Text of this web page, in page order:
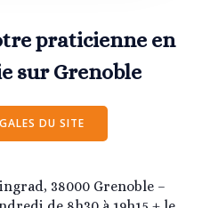
praticienne en
sur Grenoble
DU SITE
38000 Grenoble –